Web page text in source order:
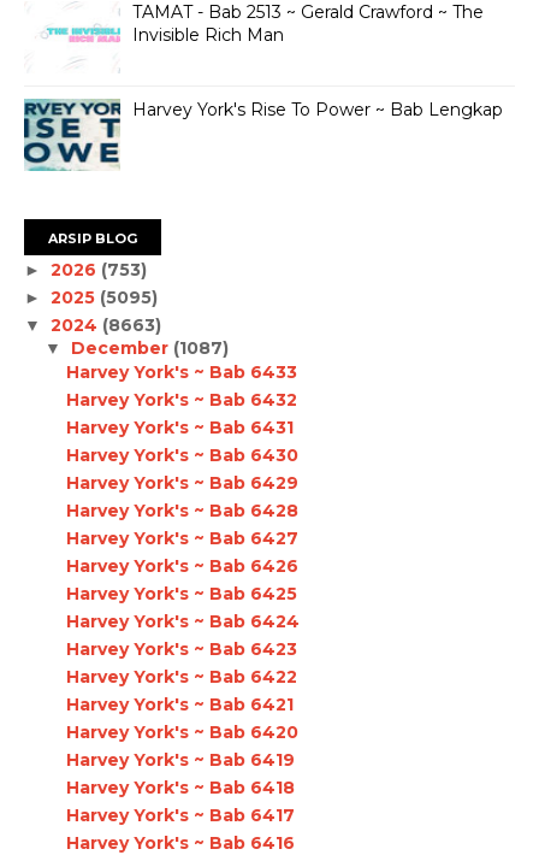
TAMAT - Bab 2513 ~ Gerald Crawford ~ The
Invisible Rich Man
Harvey York's Rise To Power ~ Bab Lengkap
ARSIP BLOG
► 2026 (753)
► 2025 (5095)
▼ 2024 (8663)
▼ December (1087)
Harvey York's ~ Bab 6433
Harvey York's ~ Bab 6432
Harvey York's ~ Bab 6431
Harvey York's ~ Bab 6430
Harvey York's ~ Bab 6429
Harvey York's ~ Bab 6428
Harvey York's ~ Bab 6427
Harvey York's ~ Bab 6426
Harvey York's ~ Bab 6425
Harvey York's ~ Bab 6424
Harvey York's ~ Bab 6423
Harvey York's ~ Bab 6422
Harvey York's ~ Bab 6421
Harvey York's ~ Bab 6420
Harvey York's ~ Bab 6419
Harvey York's ~ Bab 6418
Harvey York's ~ Bab 6417
Harvey York's ~ Bab 6416